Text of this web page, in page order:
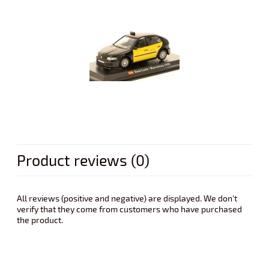
Product reviews (0)
All reviews (positive and negative) are displayed. We don't
verify that they come from customers who have purchased
the product.